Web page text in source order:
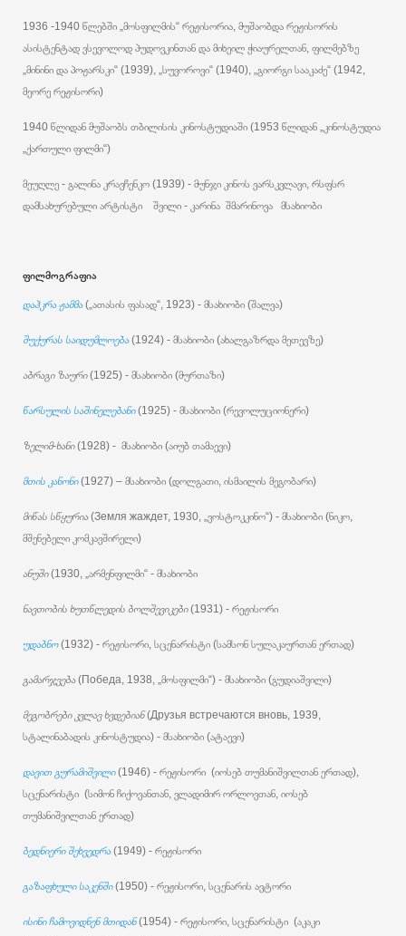
1936 -1940 წლებში „მოსფილმის“ რეჟისორია, მუშაობდა რეჟისორის
ასისტენტად ვსევოლოდ პუდოვკინთან და მიხეილ ჭიაურელთან, ფილმებზე
„მინინი და პოჟარსკი“ (1939), „სუვოროვი“ (1940), „გიორგი სააკაძე“ (1942,
მეორე რეჟისორი)
1940 წლიდან მუშაობს თბილისის კინოსტუდიაში (1953 წლიდან „კინოსტუდია
„ქართული ფილმი“)
მეუღლე - გალინა კრავჩენკო (1939) - მუნჯი კინოს ვარსკვლავი, რსფსრ
დამსახურებული არტისტი შვილი - კარინა შმარინოვა მსახიობი
ფილმოგრაფია
დაჰკრა ჟამმა(„ათასის ფასად“, 1923) - მსახიობი (შალვა)
შუქურას საიდუმლოება(1924) - მსახიობი (ახალგაზრდა მეთევზე)
აბრაგი ზაური(1925) - მსახიობი (მურთაზი)
წარსულის საშინელებანი (1925) - მსახიობი (რევოლუციონერი)
ზელიმ-ხანი(1928) - მსახიობი (აიუბ თამაევი)
მთის კანონი(1927) – მსახიობი (დოლგათი, ისმაილის მეგობარი)
მიწას სწყურია(Земля жаждет, 1930, „ვოსტოკკინო“) - მსახიობი (ნიკო,
მშენებელი კომკავშირელი)
ანუში(1930, „არმენფილმი“ - მსახიობი
ნავთობის ხუთწლედის ბოლშევიკები(1931) - რეჟისორი
უდაბნო(1932) - რეჟისორი, სცენარისტი (სამსონ სულაკაურთან ერთად)
გამარჯვება(Победа, 1938, „მოსფილმი“) - მსახიობი (გუდიაშვილი)
მეგობრები კვლავ ხვდებიან(Друзья встречаются вновь, 1939,
სტალინაბადის კინოსტუდია) - მსახიობი (ატაევი)
დავით გურამიშვილი(1946) - რეჟისორი (იოსებ თუმანიშვილთან ერთად),
სცენარისტი (სიმონ ჩიქოვანთან, ვლადიმირ ორლოვთან, იოსებ
თუმანიშვილთან ერთად)
ბედნიერი შეხვედრა(1949) - რეჟისორი
გაზაფხული საკენში(1950) - რეჟისორი, სცენარის ავტორი
ისინი ჩამოვიდნენ მთიდან(1954) - რეჟისორი, სცენარისტი (აკაკი